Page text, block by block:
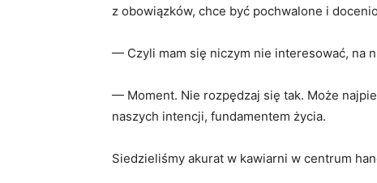
z obowiązków, chce być pochwalone i
— Czyli mam się niczym nie interesować, na
— Moment. Nie rozpędzaj się tak. Może
naszych intencji, fundamentem życia.
Siedzieliśmy akurat w kawiarni w centrum